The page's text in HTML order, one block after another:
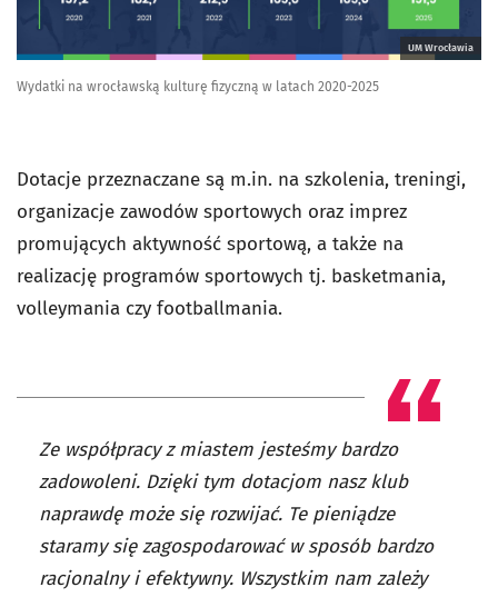
UM Wrocławia
Wydatki na wrocławską kulturę fizyczną w latach 2020-2025
Dotacje przeznaczane są m.in. na szkolenia, treningi,
organizacje zawodów sportowych oraz imprez
promujących aktywność sportową, a także na
realizację programów sportowych tj. basketmania,
volleymania czy footballmania.
Ze współpracy z miastem jesteśmy bardzo
zadowoleni. Dzięki tym dotacjom nasz klub
naprawdę może się rozwijać. Te pieniądze
staramy się zagospodarować w sposób bardzo
racjonalny i efektywny. Wszystkim nam zależy